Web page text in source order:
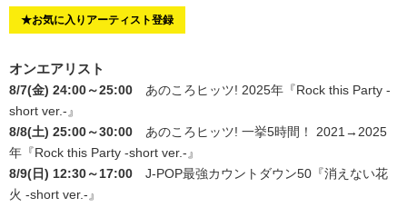
★お気に入りアーティスト登録
オンエアリスト
8/7(金) 24:00～25:00 あのころヒッツ! 2025年 『Rock this Party -
short ver.-』
8/8(土) 25:00～30:00
あのころヒッツ! 一挙5時間！ 2021→2025
年 『Rock this Party -short ver.-』
8/9(日) 12:30～17:00
J-POP最強カウントダウン50 『消えない花
火 -short ver.-』